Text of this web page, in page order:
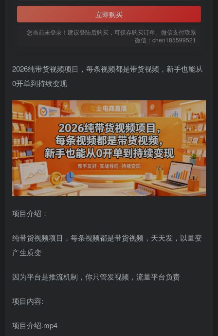
立即购买
您当前未登录！建议登陆后购买，可保存购买订单。微信支付联系
微信：chen185599521
2026纯带货视频项目，每条视频都是带货视频，新手也能从
0开单到持续变现
项目介绍：
纯带货视频项目，每条视频都是带货视频，天天发，以量变
产生质变
因为平台是推流机制，你只管发视频，流量平台负责
项目内容:
项目介绍.mp4